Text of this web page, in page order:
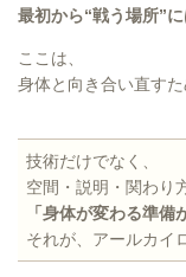
最初から“戦う場所”に
ここは、
身体と向き合い直す
技術だけでなく、
空間・説明・関わり
「身体が変わる準備
それが、アールカイ